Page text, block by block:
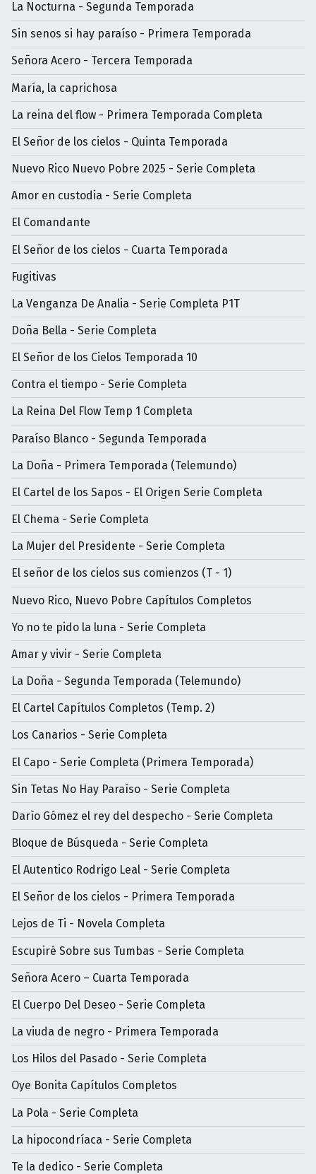
La Nocturna - Segunda Temporada
Sin senos si hay paraíso - Primera Temporada
Señora Acero - Tercera Temporada
María, la caprichosa
La reina del flow - Primera Temporada Completa
El Señor de los cielos - Quinta Temporada
Nuevo Rico Nuevo Pobre 2025 - Serie Completa
Amor en custodia - Serie Completa
El Comandante
El Señor de los cielos - Cuarta Temporada
Fugitivas
La Venganza De Analia - Serie Completa P1T
Doña Bella - Serie Completa
El Señor de los Cielos Temporada 10
Contra el tiempo - Serie Completa
La Reina Del Flow Temp 1 Completa
Paraíso Blanco - Segunda Temporada
La Doña - Primera Temporada (Telemundo)
El Cartel de los Sapos - El Origen Serie Completa
El Chema - Serie Completa
La Mujer del Presidente - Serie Completa
El señor de los cielos sus comienzos (T - 1)
Nuevo Rico, Nuevo Pobre Capítulos Completos
Yo no te pido la luna - Serie Completa
Amar y vivir - Serie Completa
La Doña - Segunda Temporada (Telemundo)
El Cartel Capítulos Completos (Temp. 2)
Los Canarios - Serie Completa
El Capo - Serie Completa (Primera Temporada)
Sin Tetas No Hay Paraíso - Serie Completa
Darìo Gómez el rey del despecho - Serie Completa
Bloque de Búsqueda - Serie Completa
El Autentico Rodrigo Leal - Serie Completa
El Señor de los cielos - Primera Temporada
Lejos de Ti - Novela Completa
Escupiré Sobre sus Tumbas - Serie Completa
Señora Acero – Cuarta Temporada
El Cuerpo Del Deseo - Serie Completa
La viuda de negro - Primera Temporada
Los Hilos del Pasado - Serie Completa
Oye Bonita Capítulos Completos
La Pola - Serie Completa
La hipocondríaca - Serie Completa
Te la dedico - Serie Completa